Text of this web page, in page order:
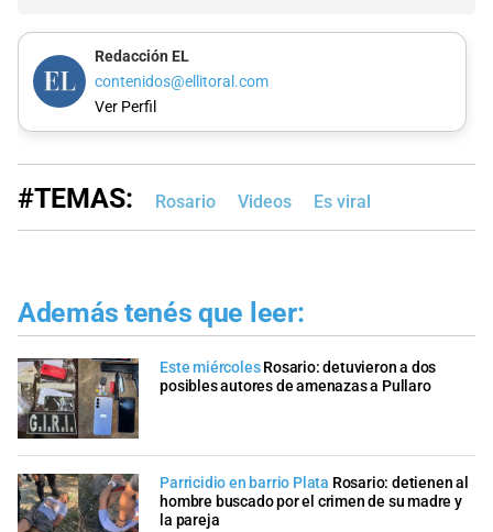
Redacción EL
contenidos@ellitoral.com
Ver Perfil
#TEMAS: Rosario Videos Es viral
Además tenés que leer:
Este miércoles Rosario: detuvieron a dos
posibles autores de amenazas a Pullaro
Parricidio en barrio Plata Rosario: detienen al
hombre buscado por el crimen de su madre y
la pareja